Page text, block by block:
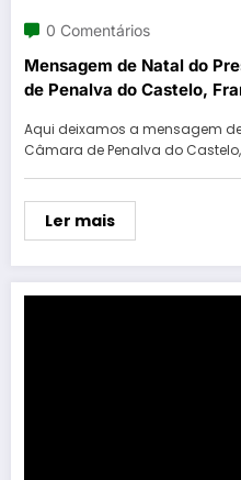
0 Comentários
Mensagem de Natal do
de Penalva do Castelo,
Aqui deixamos a mensagem
Câmara de Penalva do
Ler mais